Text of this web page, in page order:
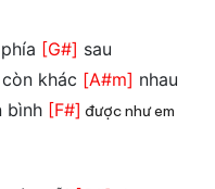
[G#] sau
khác [A#m] nhau
bình [F#] được như em